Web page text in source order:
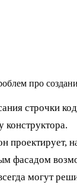
про
строчки
проектирует,
фасадом
могут